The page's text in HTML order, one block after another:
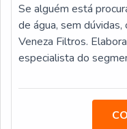
Se alguém está
de água, sem
Veneza Filtros.
especialista do
para purificadores de
benefício com